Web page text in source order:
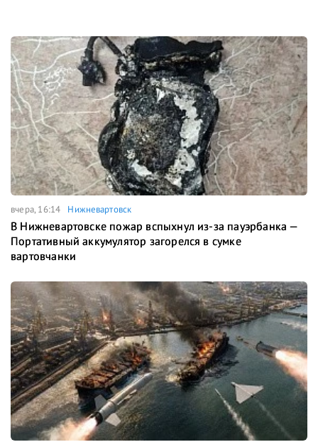
вчера, 16:14 Нижневартовск
В Нижневартовске пожар вспыхнул из-за пауэрбанка —
Портативный аккумулятор загорелся в сумке
вартовчанки